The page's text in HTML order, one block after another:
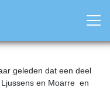
geleden dat een deel
en Moarre en